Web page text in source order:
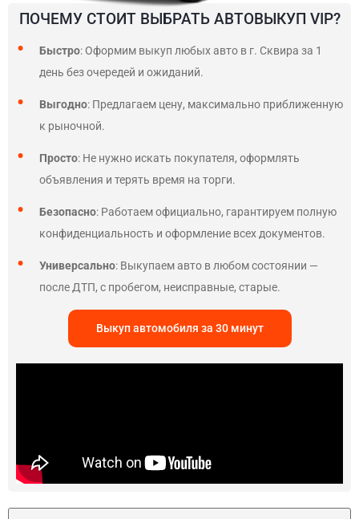
ПОЧЕМУ СТОИТ ВЫБРАТЬ АВТОВЫКУП VIP?
Быстро: Оформим выкуп любых авто в г. Сквира за 1
день без очередей и ожиданий.
Выгодно: Предлагаем цену, максимально приближенную
к рыночной.
Просто: Не нужно искать покупателя, оформлять
объявления и терять время на торги.
Безопасно: Работаем официально, гарантируем полную
конфиденциальность и оформление всех документов.
Универсально: Выкупаем авто в любом состоянии —
после ДТП, с пробегом, неисправные, старые.
Выкуп автомобиля за 30 минут